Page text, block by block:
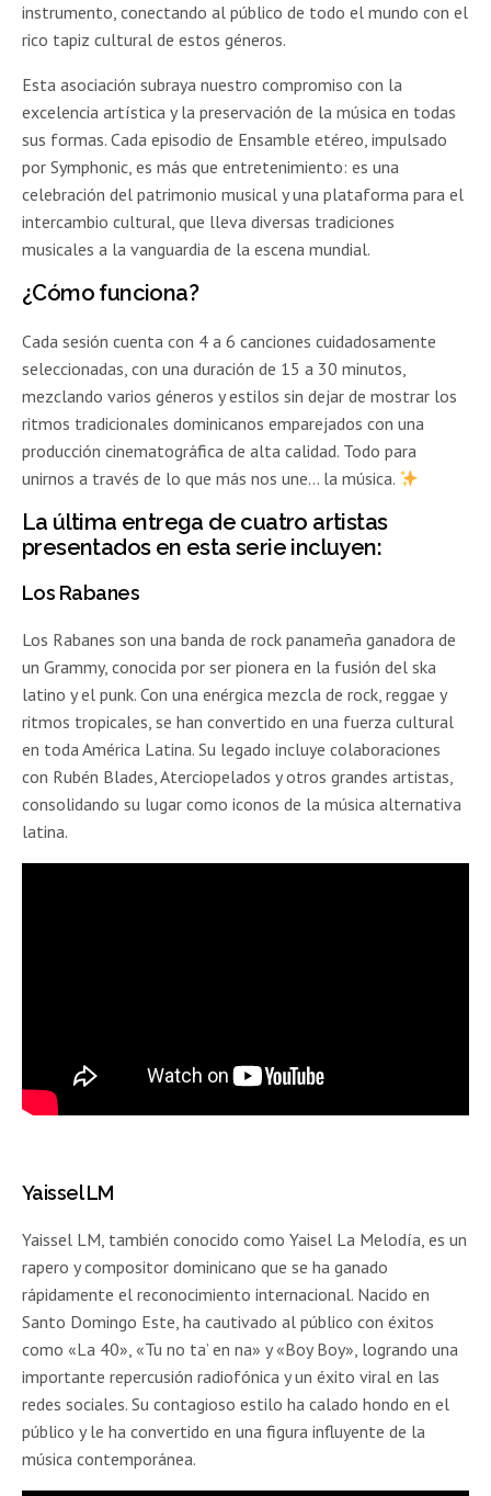
instrumento, conectando al público de todo el mundo con el
rico tapiz cultural de estos géneros.
Esta asociación subraya nuestro compromiso con la
excelencia artística y la preservación de la música en todas
sus formas. Cada episodio de Ensamble etéreo, impulsado
por Symphonic, es más que entretenimiento: es una
celebración del patrimonio musical y una plataforma para el
intercambio cultural, que lleva diversas tradiciones
musicales a la vanguardia de la escena mundial.
¿Cómo funciona?
Cada sesión cuenta con 4 a 6 canciones cuidadosamente
seleccionadas, con una duración de 15 a 30 minutos,
mezclando varios géneros y estilos sin dejar de mostrar los
ritmos tradicionales dominicanos emparejados con una
producción cinematográfica de alta calidad. Todo para
unirnos a través de lo que más nos une… la música.
La última entrega de cuatro artistas
presentados en esta serie incluyen:
Los Rabanes
Los Rabanes son una banda de rock panameña ganadora de
un Grammy, conocida por ser pionera en la fusión del ska
latino y el punk. Con una enérgica mezcla de rock, reggae y
ritmos tropicales, se han convertido en una fuerza cultural
en toda América Latina. Su legado incluye colaboraciones
con Rubén Blades, Aterciopelados y otros grandes artistas,
consolidando su lugar como iconos de la música alternativa
latina.
Yaissel LM
Yaissel LM, también conocido como Yaisel La Melodía, es un
rapero y compositor dominicano que se ha ganado
rápidamente el reconocimiento internacional. Nacido en
Santo Domingo Este, ha cautivado al público con éxitos
como «La 40», «Tu no ta’ en na» y «Boy Boy», logrando una
importante repercusión radiofónica y un éxito viral en las
redes sociales. Su contagioso estilo ha calado hondo en el
público y le ha convertido en una figura influyente de la
música contemporánea.